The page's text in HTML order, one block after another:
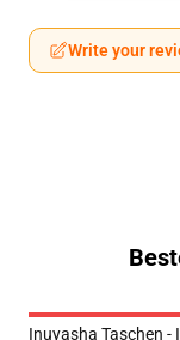
Write your
Inuyasha Taschen -